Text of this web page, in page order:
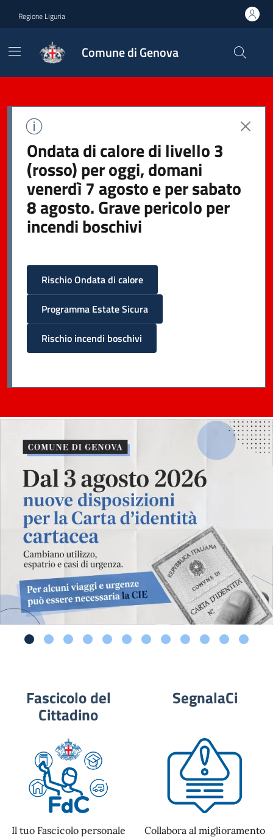
Regione Liguria
Comune di Genova
Ondata di calore di livello 3
(rosso) per oggi, domani
venerdì 7 agosto e per sabato
8 agosto. Grave pericolo per
incendi boschivi
Rischio Ondata di calore
Programma Estate Sicura
Rischio incendi boschivi
Fascicolo del
Cittadino
Il tuo Fascicolo personale
SegnalaCi
Collabora al miglioramento